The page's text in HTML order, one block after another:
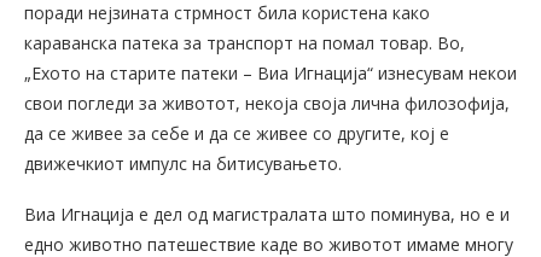
поради нејзината стрмност била користена како
караванска патека за транспорт на помал товар. Во,
„Ехото на старите патеки – Виа Игнација“ изнесувам некои
свои погледи за животот, некоја своја лична филозофија,
да се живее за себе и да се живее со другите, кој е
движечкиот импулс на битисувањето.
Виа Игнација е дел од магистралата што поминува, но е и
едно животно патешествие каде во животот имаме многу